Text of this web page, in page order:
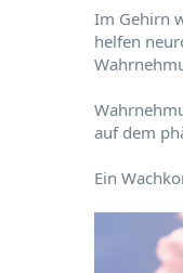
Im Gehirn
helfen
auf dem
Ein